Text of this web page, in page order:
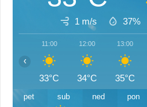
1 m/s 37%
11:00
33°C
12:00
34°C
13:00
35°C
‹
pet sub ned pon